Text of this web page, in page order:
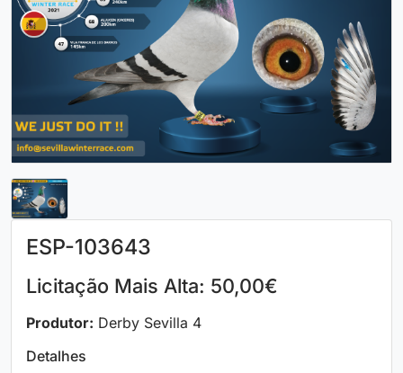
ESP-103643
Licitação Mais Alta: 50,00€
Produtor: Derby Sevilla 4
Detalhes